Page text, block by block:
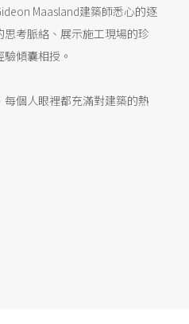
Maasland建築師悉心的逐
考脈絡、展示施工現場的珍
傾囊相授。
個人眼裡都充滿對建築的熱